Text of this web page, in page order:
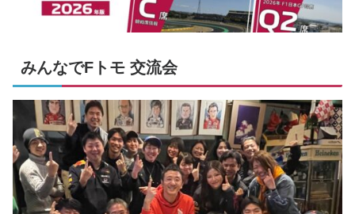
みんなでFトモ 交流会